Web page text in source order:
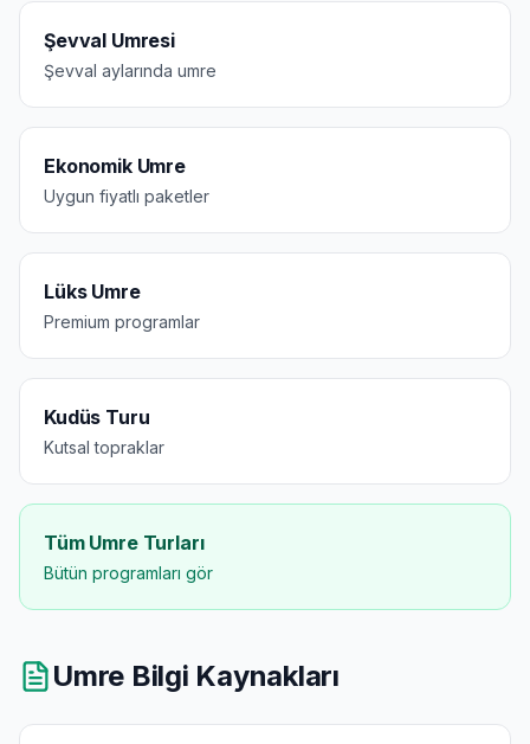
Şevval Umresi
Şevval aylarında umre
Ekonomik Umre
Uygun fiyatlı paketler
Lüks Umre
Premium programlar
Kudüs Turu
Kutsal topraklar
Tüm Umre Turları
Bütün programları gör
Umre Bilgi Kaynakları